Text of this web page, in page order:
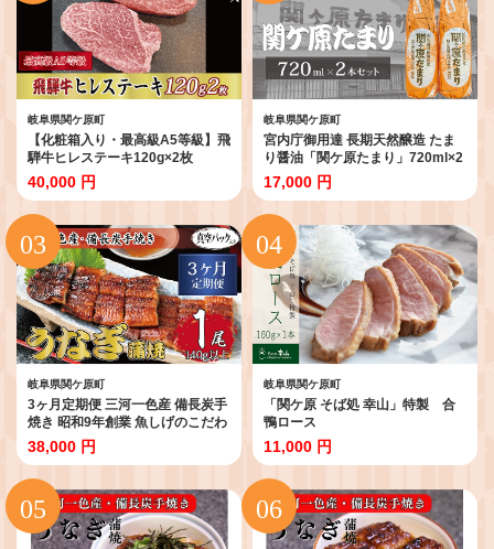
岐阜県関ケ原町
【化粧箱入り・最高級A5等級】飛
騨牛ヒレステーキ120g×2枚
40,000 円
岐阜県関ケ原町
宮内庁御用達 長期天然醸造 たま
り醤油「関ケ原たまり」720ml×2
本
17,000 円
岐阜県関ケ原町
3ヶ月定期便 三河一色産 備長炭手
焼き 昭和9年創業 魚しげのこだわ
りのうなぎ 蒲焼1尾
38,000 円
岐阜県関ケ原町
「関ケ原 そば処 幸山」特製 合
鴨ロース
11,000 円